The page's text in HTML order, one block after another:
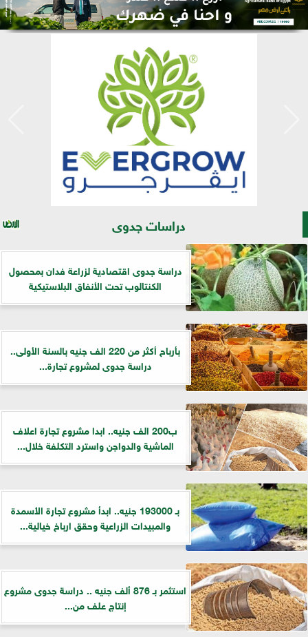
دراسات جدوى
دراسة جدوى اقتصادية لزراعة فدان بمحصول
الكنتالوب تحت الأنفاق البلاستيكية
بأرباح أكثر من 220 الف جنيه بالسنة الأولى..
دراسة جدوى لمشروع تجارة...
ب200 الف جنيه.. ابدا مشروع تجارة اعلاف
الماشية والدواجن واسترد التكلفة خلال...
بـ 193000 جنيه.. ابدأ مشروع تجارة الأسمدة
والمبيدات الزراعية وحقق ارباخ خيالية...
استثمر بـ 876 ألف جنيه .. دراسة جدوى مشروع
إنتاج علف من...